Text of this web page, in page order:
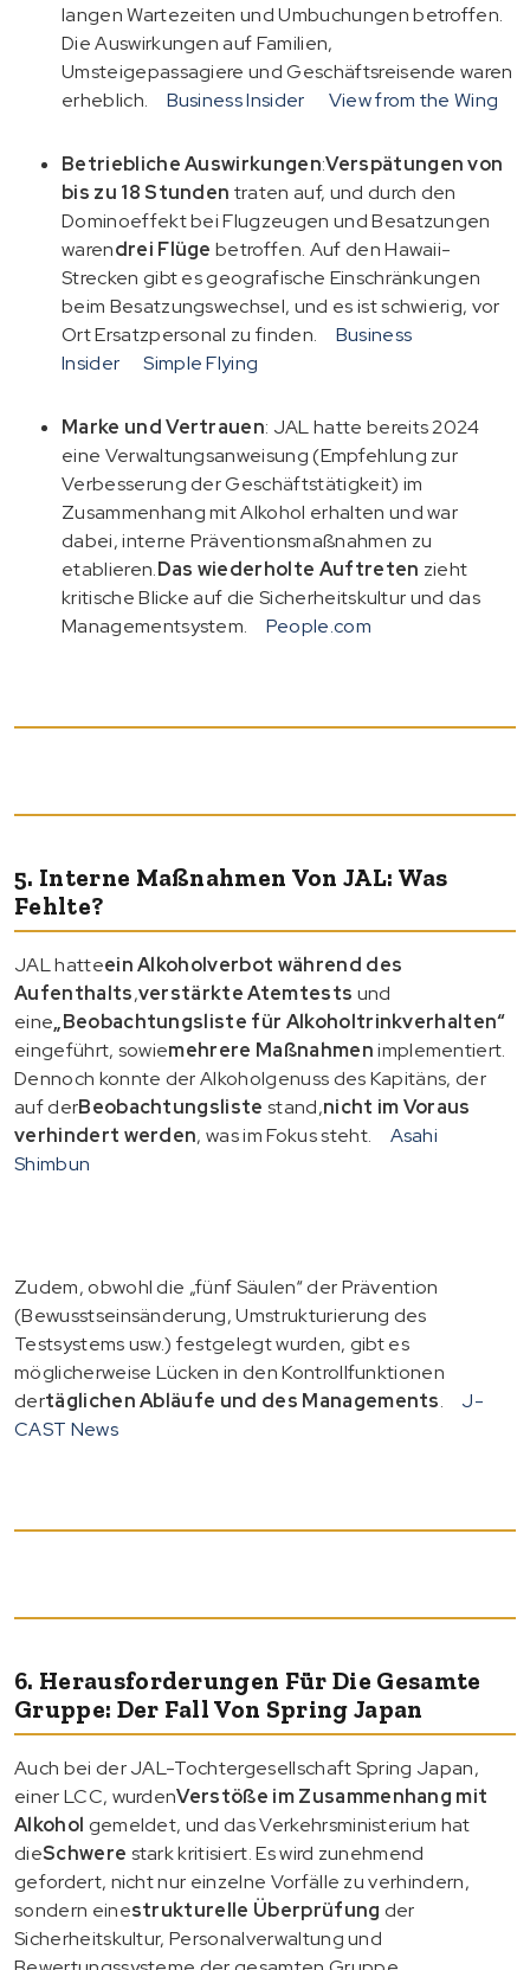
langen Wartezeiten und Umbuchungen betroffen.
Die Auswirkungen auf Familien,
Umsteigepassagiere und Geschäftsreisende waren
erheblich.
Business Insider View from the Wing
Betriebliche Auswirkungen:Verspätungen von
bis zu 18 Stunden traten auf, und durch den
Dominoeffekt bei Flugzeugen und Besatzungen
warendrei Flüge betroffen. Auf den Hawaii-
Strecken gibt es geografische Einschränkungen
beim Besatzungswechsel, und es ist schwierig, vor
Ort Ersatzpersonal zu finden.
Business
Insider
Simple Flying
Marke und Vertrauen: JAL hatte bereits 2024
eine Verwaltungsanweisung (Empfehlung zur
Verbesserung der Geschäftstätigkeit) im
Zusammenhang mit Alkohol erhalten und war
dabei, interne Präventionsmaßnahmen zu
etablieren.Das wiederholte Auftreten zieht
kritische Blicke auf die Sicherheitskultur und das
Managementsystem.
People.com
5. Interne Maßnahmen Von JAL: Was
Fehlte?
JAL hatteein Alkoholverbot während des
Aufenthalts,verstärkte Atemtests und
eine„Beobachtungsliste für Alkoholtrinkverhalten“
eingeführt, sowiemehrere Maßnahmenimplementiert.
Dennoch konnte der Alkoholgenuss des Kapitäns, der
auf derBeobachtungsliste stand,nicht im Voraus
verhindert werden, was im Fokus steht.
Asahi
Shimbun
Zudem, obwohl die „fünf Säulen“ der Prävention
(Bewusstseinsänderung, Umstrukturierung des
Testsystems usw.) festgelegt wurden, gibt es
möglicherweise Lücken in den Kontrollfunktionen
dertäglichen Abläufe und des Managements.
J-
CAST News
6. Herausforderungen Für Die Gesamte
Gruppe: Der Fall Von Spring Japan
Auch bei der JAL-Tochtergesellschaft Spring Japan,
einer LCC, wurdenVerstöße im Zusammenhang mit
Alkohol gemeldet, und das Verkehrsministerium hat
dieSchwere stark kritisiert. Es wird zunehmend
gefordert, nicht nur einzelne Vorfälle zu verhindern,
sondern einestrukturelle Überprüfung der
Sicherheitskultur, Personalverwaltung und